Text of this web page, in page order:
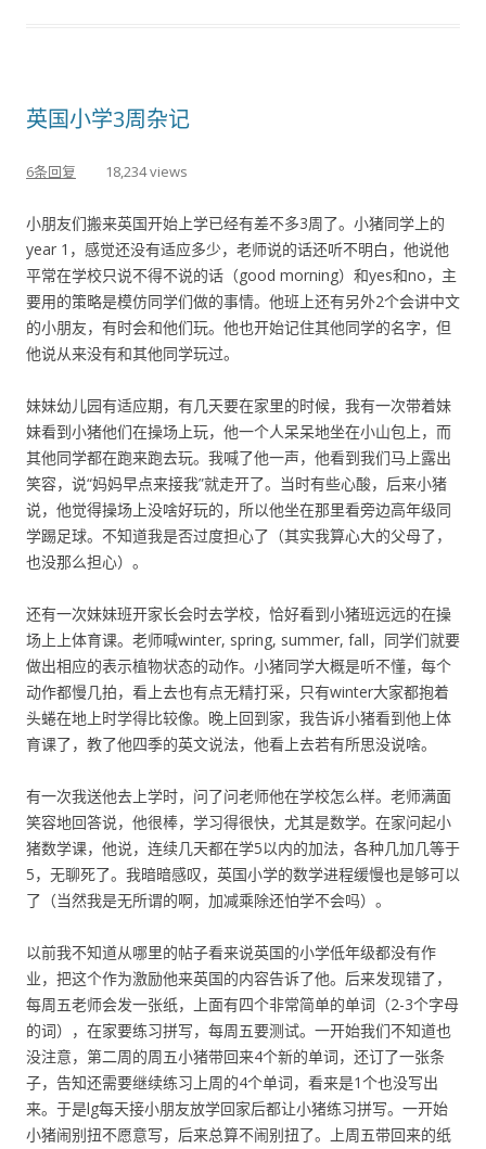
英国小学3周杂记
6条回复 18,234 views
小朋友们搬来英国开始上学已经有差不多3周了。小猪同学上的
year 1，感觉还没有适应多少，老师说的话还听不明白，他说他
平常在学校只说不得不说的话（good morning）和yes和no，主
要用的策略是模仿同学们做的事情。他班上还有另外2个会讲中文
的小朋友，有时会和他们玩。他也开始记住其他同学的名字，但
他说从来没有和其他同学玩过。
妹妹幼儿园有适应期，有几天要在家里的时候，我有一次带着妹
妹看到小猪他们在操场上玩，他一个人呆呆地坐在小山包上，而
其他同学都在跑来跑去玩。我喊了他一声，他看到我们马上露出
笑容，说“妈妈早点来接我”就走开了。当时有些心酸，后来小猪
说，他觉得操场上没啥好玩的，所以他坐在那里看旁边高年级同
学踢足球。不知道我是否过度担心了（其实我算心大的父母了，
也没那么担心）。
还有一次妹妹班开家长会时去学校，恰好看到小猪班远远的在操
场上上体育课。老师喊winter, spring, summer, fall，同学们就要
做出相应的表示植物状态的动作。小猪同学大概是听不懂，每个
动作都慢几拍，看上去也有点无精打采，只有winter大家都抱着
头蜷在地上时学得比较像。晚上回到家，我告诉小猪看到他上体
育课了，教了他四季的英文说法，他看上去若有所思没说啥。
有一次我送他去上学时，问了问老师他在学校怎么样。老师满面
笑容地回答说，他很棒，学习得很快，尤其是数学。在家问起小
猪数学课，他说，连续几天都在学5以内的加法，各种几加几等于
5，无聊死了。我暗暗感叹，英国小学的数学进程缓慢也是够可以
了（当然我是无所谓的啊，加减乘除还怕学不会吗）。
以前我不知道从哪里的帖子看来说英国的小学低年级都没有作
业，把这个作为激励他来英国的内容告诉了他。后来发现错了，
每周五老师会发一张纸，上面有四个非常简单的单词（2-3个字母
的词），在家要练习拼写，每周五要测试。一开始我们不知道也
没注意，第二周的周五小猪带回来4个新的单词，还订了一张条
子，告知还需要继续练习上周的4个单词，看来是1个也没写出
来。于是lg每天接小朋友放学回家后都让小猪练习拼写。一开始
小猪闹别扭不愿意写，后来总算不闹别扭了。上周五带回来的纸